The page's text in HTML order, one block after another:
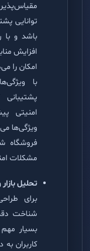
توانایی
باشد و با
افزایش
امکان را
امنیتی
ویژگی‌ها
فروشگاه
مشکلات
تحلیل
برای
شناخت
بسیار
کاربران